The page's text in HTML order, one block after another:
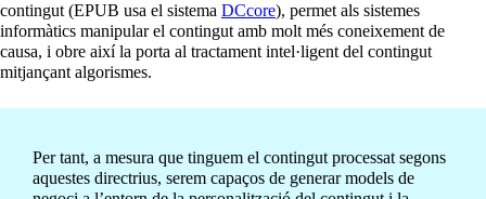
contingut (EPUB usa el sistema DCcore), permet als sistemes
informàtics manipular el contingut amb molt més coneixement de
causa, i obre així la porta al tractament intel·ligent del contingut
mitjançant algorismes.
Per tant, a mesura que tinguem el contingut processat segons
aquestes directrius, serem capaços de generar models de